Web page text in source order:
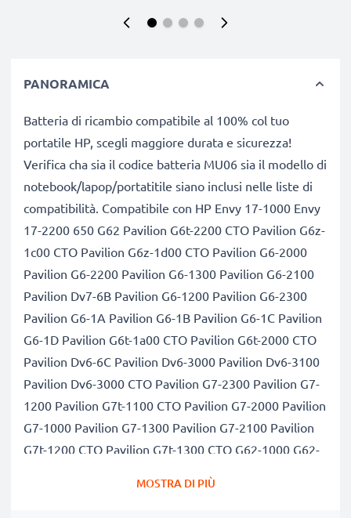
PANORAMICA
Batteria di ricambio compatibile al 100% col tuo
portatile HP, scegli maggiore durata e sicurezza!
Verifica cha sia il codice batteria MU06 sia il modello di
notebook/lapop/portatitile siano inclusi nelle liste di
compatibilità. Compatibile con HP Envy 17-1000 Envy
17-2200 650 G62 Pavilion G6t-2200 CTO Pavilion G6z-
1c00 CTO Pavilion G6z-1d00 CTO Pavilion G6-2000
Pavilion G6-2200 Pavilion G6-1300 Pavilion G6-2100
Pavilion Dv7-6B Pavilion G6-1200 Pavilion G6-2300
Pavilion G6-1A Pavilion G6-1B Pavilion G6-1C Pavilion
G6-1D Pavilion G6t-1a00 CTO Pavilion G6t-2000 CTO
Pavilion Dv6-6C Pavilion Dv6-3000 Pavilion Dv6-3100
Pavilion Dv6-3000 CTO Pavilion G7-2300 Pavilion G7-
1200 Pavilion G7t-1100 CTO Pavilion G7-2000 Pavilion
G7-1000 Pavilion G7-1300 Pavilion G7-2100 Pavilion
G7t-1200 CTO Pavilion G7t-1300 CTO G62-1000 G62-
MOSTRA DI PIÙ